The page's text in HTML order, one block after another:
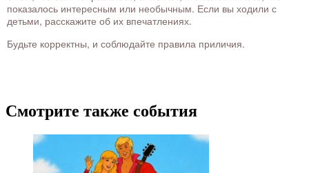
показалось интересным или необычным. Если вы ходили с
детьми, расскажите об их впечатлениях.
Будьте корректны, и соблюдайте правила приличия.
Смотрите также события